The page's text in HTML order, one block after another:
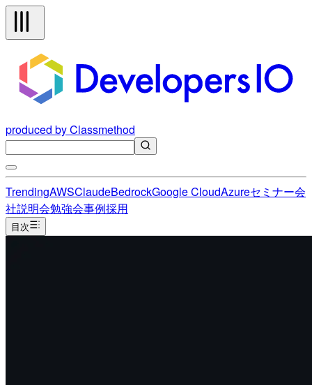
produced by Classmethod
TrendingAWSClaudeBedrockGoogle CloudAzureセミナー会
社説明会勉強会事例採用
目次